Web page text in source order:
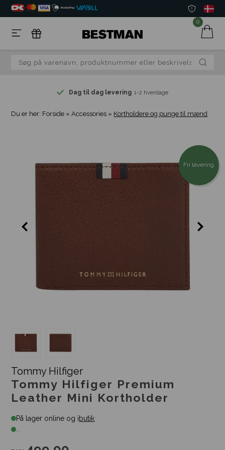
0
Dag til dag levering 1-2 hverdage
Du er her: Forside »Accessories » Kortholdere og punge til mænd
Fri levering
Tommy Hilfiger
Tommy Hilfiger Premium
Leather Mini Kortholder
På lager online og ibutik
...